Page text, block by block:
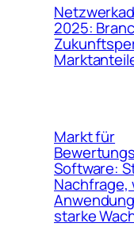
2025:
Markt für
Software:
Nachfrage,
starke